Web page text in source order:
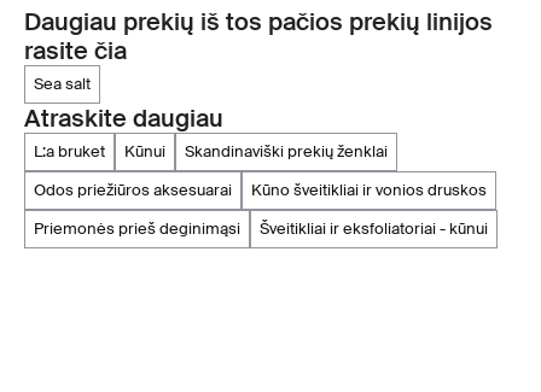
Daugiau prekių iš tos pačios prekių linijos
rasite čia
sea salt
Atraskite daugiau
l:a bruket kūnui
skandinaviški prekių ženklai
odos priežiūros aksesuarai
kūno šveitikliai ir vonios druskos
priemonės prieš deginimąsi
šveitikliai ir eksfoliatoriai - kūnui